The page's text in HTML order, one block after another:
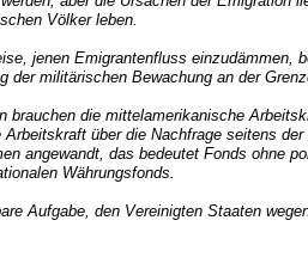
Völker leben.
jenen Emigrantenfluss einzudämmen,
der militärischen Bewachung an der
brauchen die mittelamerikanische
Arbeitskraft über die Nachfrage seitens
angewandt, das bedeutet Fonds ohne
Währungsfonds.
Aufgabe, den Vereinigten Staaten